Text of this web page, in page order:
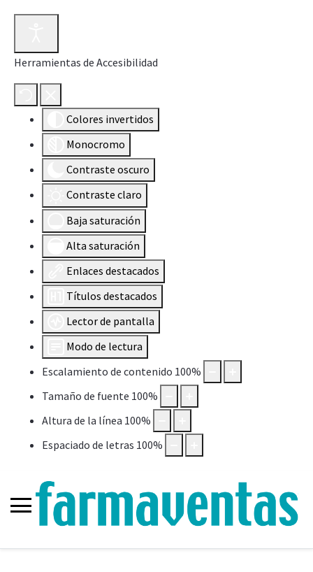
Herramientas de Accesibilidad
Colores invertidos
Monocromo
Contraste oscuro
Contraste claro
Baja saturación
Alta saturación
Enlaces destacados
Títulos destacados
Lector de pantalla
Modo de lectura
Escalamiento de contenido 100%
Tamaño de fuente 100%
Altura de la línea 100%
Espaciado de letras 100%